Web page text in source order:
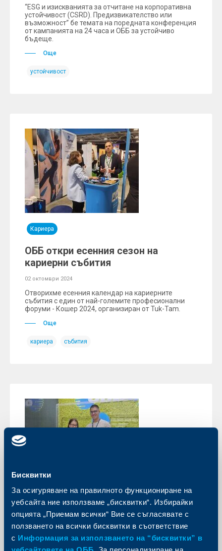
Бисквитки
За осигуряване на правилното функциониране на
уебсайта ние използваме „бисквитки“. Избирайки
опцията „Приемам всички“ Вие се съгласявате с
ползването на всички бисквитки в съответствие
с Информация за използването на “бисквитки” в
“ESG и изискванията за отчитане на корпоративна
устойчивост (CSRD). Предизвикателство или
възможност” бе темата на поредната конференция
от кампанията на 24 часа и ОББ за устойчиво
бъдеще.
Още
устойчивост
Кариера
ОББ откри есенния сезон на
кариерни събития
02 октомври 2024
Отворихме есенния календар на кариерните
събития с един от най-големите професионални
форуми - Кошер 2024, организиран от Tuk-Tam.
Още
кариера събития
Кариера
Летен стаж в ОББ и нов поглед към
бъдещето
02 октомври 2024